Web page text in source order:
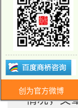
(7)北京
就拆迁安
额、周转
申请房屋拆
温馨提示:
情况，文
创为官方微博